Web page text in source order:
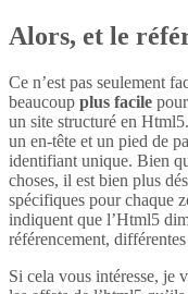
Alors, et le
Ce n’est pas seulement
beaucoup plus facile
un site structuré en
un en-tête et un pied de
identifiant unique. Bien
choses, il est bien plus
spécifiques pour chaque
indiquent que l’Html5
référencement,
Si cela vous intéresse, je